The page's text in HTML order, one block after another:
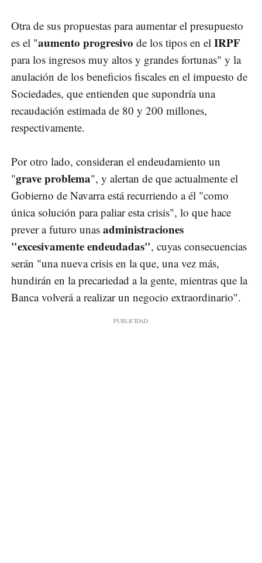
Otra de sus propuestas para aumentar el presupuesto
es el "aumento progresivo de los tipos en el IRPF
para los ingresos muy altos y grandes fortunas" y la
anulación de los beneficios fiscales en el impuesto de
Sociedades, que entienden que supondría una
recaudación estimada de 80 y 200 millones,
respectivamente.
Por otro lado, consideran el endeudamiento un
"grave problema", y alertan de que actualmente el
Gobierno de Navarra está recurriendo a él "como
única solución para paliar esta crisis", lo que hace
prever a futuro unas administraciones
"excesivamente endeudadas", cuyas consecuencias
serán "una nueva crisis en la que, una vez más,
hundirán en la precariedad a la gente, mientras que la
Banca volverá a realizar un negocio extraordinario".